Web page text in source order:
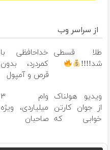
از سراسر وب
طلا قسطی
شد!!!!
خداحافظی با
کمردرد، بدون
قرص و آمپول
ویدیو هولناک
از جوان کارتن
خوابی که
آموزش رایگان
وام ۳
میلیاردی، ویژه
صاحبان
آنلاین و